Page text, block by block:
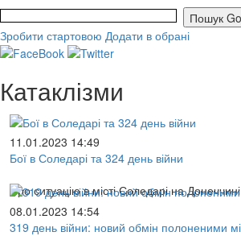
Зробити стартовою Додати в обрані
Катаклізми
11.01.2023 14:49
Бої в Соледарі та 324 день війни
Про ситуацію в місті Соледарі на
08.01.2023 14:54
319 день війни: новий обмін полоненими